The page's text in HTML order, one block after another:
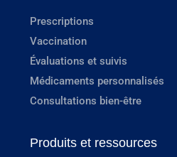
Prescriptions
Vaccination
Évaluations et suivis
Médicaments personnalisés
Consultations bien-être
Produits et ressources